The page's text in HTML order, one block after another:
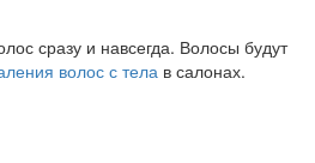
сразу и навсегда. Волосы будут
волос с тела в салонах.